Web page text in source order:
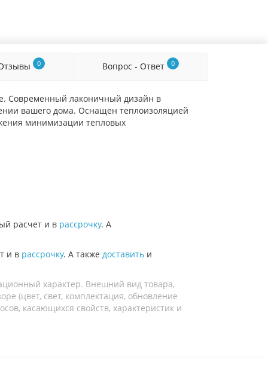
0 Вопрос - Ответ 0
Современный лаконичный дизайн в
вашего дома. Оснащен теплоизоляцией
минимизации тепловых
расчет и в рассрочку. А
и в рассрочку. А также доставить и
характер. Внешний вид товара,
(цвет, свет, комплектация, обновление
касающихся свойств, характеристик и